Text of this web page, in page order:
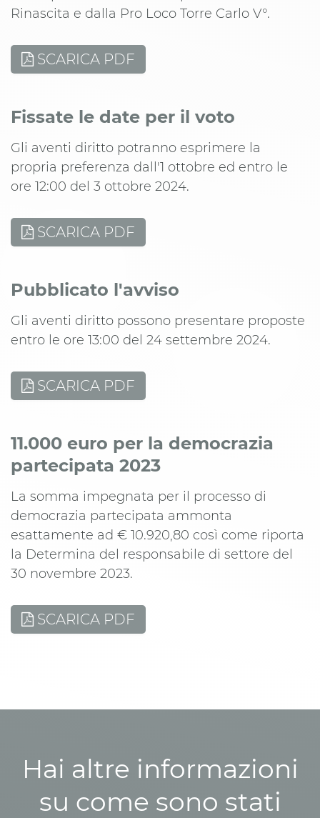
Rinascita e dalla Pro Loco Torre Carlo V°.
SCARICA PDF
Fissate le date per il voto
Gli aventi diritto potranno esprimere la
propria preferenza dall'1 ottobre ed entro le
ore 12:00 del 3 ottobre 2024.
SCARICA PDF
Pubblicato l'avviso
Gli aventi diritto possono presentare proposte
entro le ore 13:00 del 24 settembre 2024.
SCARICA PDF
11.000 euro per la democrazia
partecipata 2023
La somma impegnata per il processo di
democrazia partecipata ammonta
esattamente ad € 10.920,80 così come riporta
la Determina del responsabile di settore del
30 novembre 2023.
SCARICA PDF
Hai altre informazioni
su come sono stati